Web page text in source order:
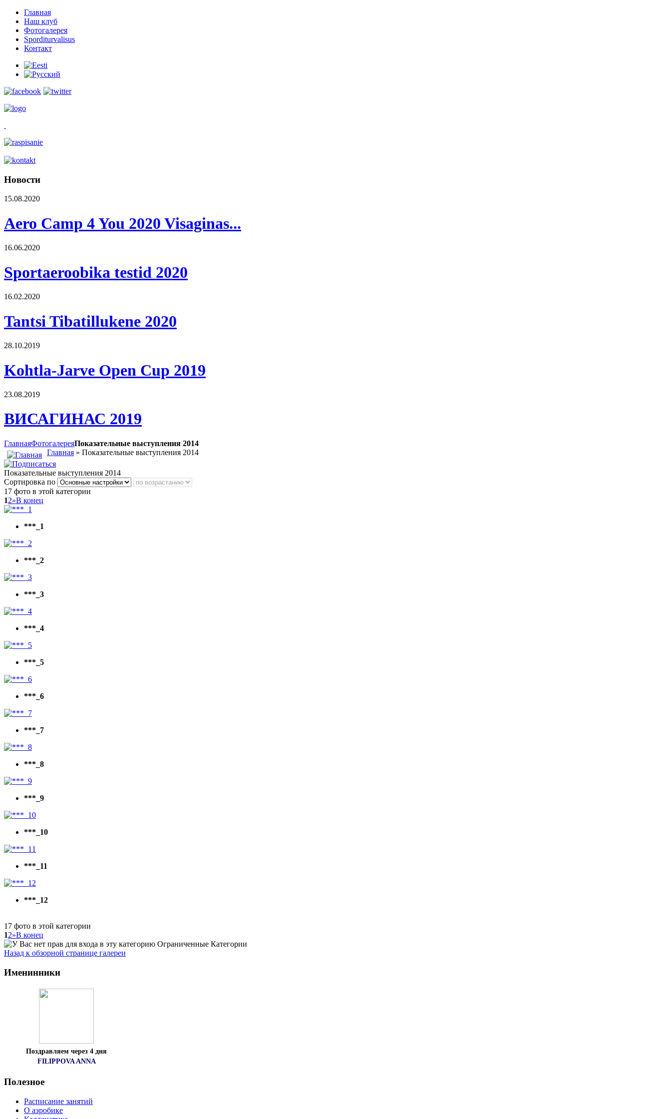
Главная
Наш клуб
Фотогалерея
Sporditurvalisus
Контакт
Новости
15.08.2020
Aero Camp 4 You 2020 Visaginas...
16.06.2020
Sportaeroobika testid 2020
16.02.2020
Tantsi Tibatillukene 2020
28.10.2019
Kohtla-Jarve Open Cup 2019
23.08.2019
ВИСАГИНАС 2019
ГлавнаяФотогалереяПоказательные выступления 2014
Главная » Показательные выступления 2014
Показательные выступления 2014
Сортировка по
17 фото в этой категории
12»В конец
***_1
***_2
***_3
***_4
***_5
***_6
***_7
***_8
***_9
***_10
***_11
***_12
17 фото в этой категории
12»В конец
Ограниченные Категории
Назад к обзорной странице галереи
Именинники
Поздравляем через 4 дня
FILIPPOVA ANNA
Полезное
Расписание занятий
О аэробике